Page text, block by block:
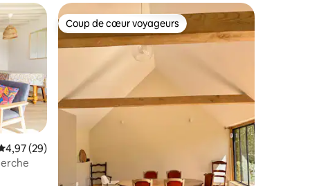
appréciés
moyenne sur la base de 29 commentaires : 4,97 sur 5
4,97 (29)
Coup de cœur voyageurs
Coup de cœur voyageurs